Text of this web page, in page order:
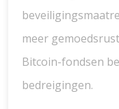
meer
Bitcoin-fondsen
bedreigingen.